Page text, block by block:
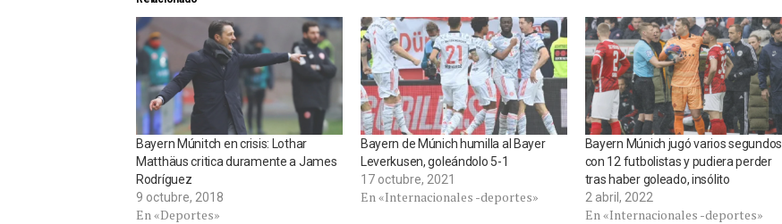
Bayern Múnitch en crisis: Lothar
Matthäus critica duramente a James
Rodríguez
9 octubre, 2018
En «Deportes»
Bayern de Múnich humilla al Bayer
Leverkusen, goleándolo 5-1
17 octubre, 2021
En «Internacionales -deportes»
Bayern Múnich jugó varios segundos
con 12 futbolistas y pudiera perder
tras haber goleado, insólito
2 abril, 2022
En «Internacionales -deportes»